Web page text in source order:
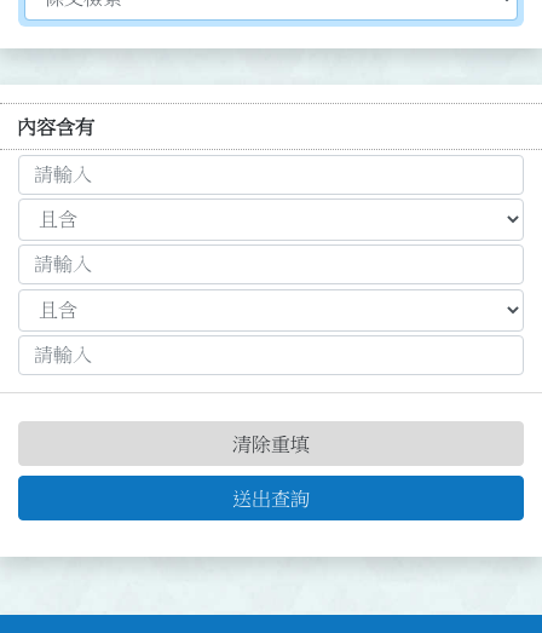
內容含有
送出查詢
清除重填